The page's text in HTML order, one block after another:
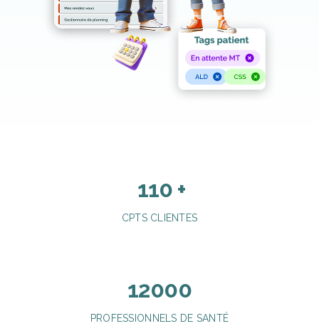
110 +
CPTS CLIENTES
12000
PROFESSIONNELS DE SANTÉ